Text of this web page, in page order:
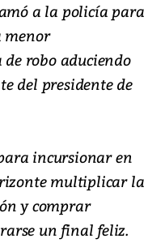
a la policía para
menor
robo aduciendo
del presidente de
incursionar en
multiplicar la
y comprar
un final feliz.